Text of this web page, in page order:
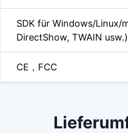
SDK für Windows/Linux/
DirectShow, TWAIN usw.)
CE，FCC